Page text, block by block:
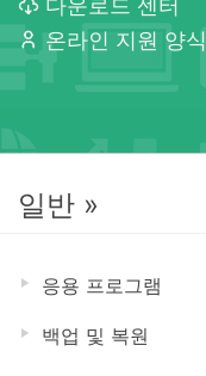
다운로드 센터
온라인 지원 양식
일반 »
응용 프로그램
백업 및 복원